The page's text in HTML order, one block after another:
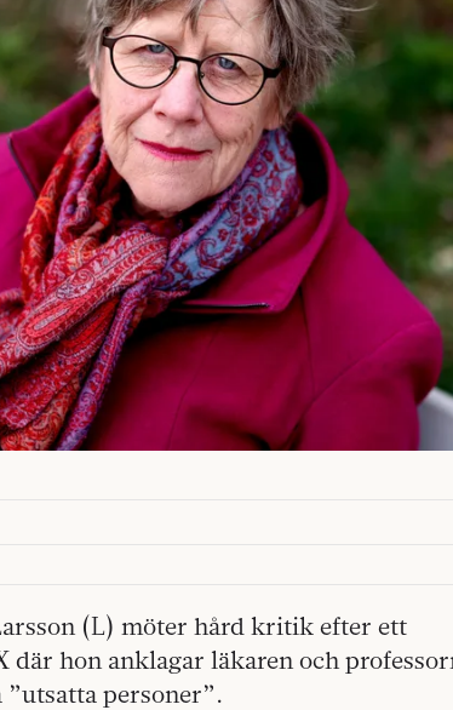
(L) möter hård kritik efter ett
där hon anklagar läkaren och
personer”.